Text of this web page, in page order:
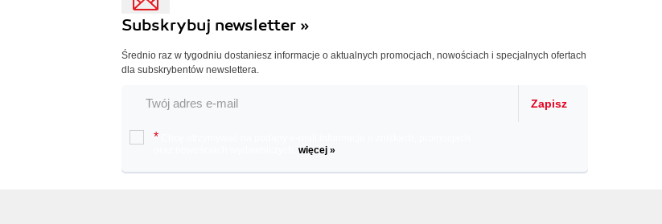
Subskrybuj newsletter »
Średnio raz w tygodniu dostaniesz informacje o aktualnych promocjach, nowościach i specjalnych ofertach
dla subskrybentów newslettera.
Zapisz
*
więcej »